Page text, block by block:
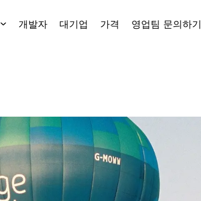
개발자 대기업 가격 영업팀 문의하기